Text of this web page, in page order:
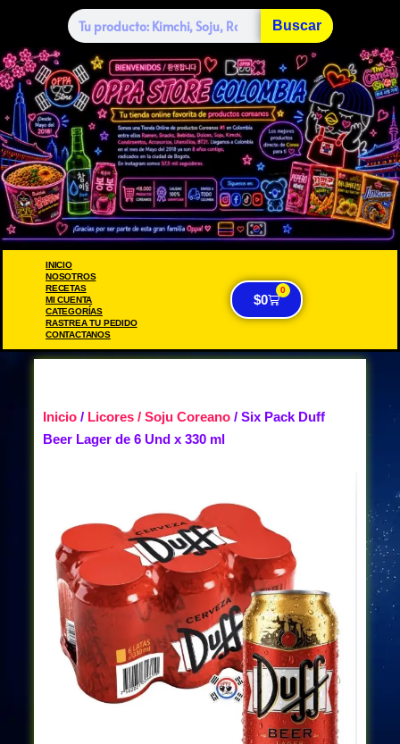
Buscar
INICIO
NOSOTROS
RECETAS
MI CUENTA
CATEGORÍAS
RASTREA TU PEDIDO
CONTACTANOS
$0
0
Inicio / Licores / Soju Coreano / Six Pack Duff
Beer Lager de 6 Und x 330 ml